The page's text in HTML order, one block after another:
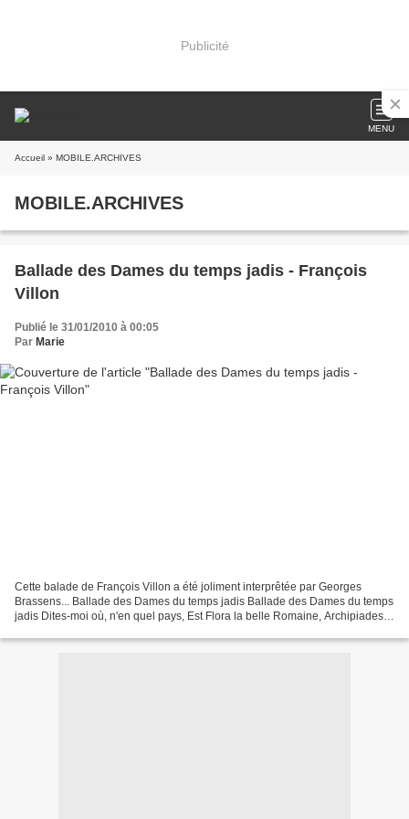
Publicité
MENU
Accueil » MOBILE.ARCHIVES
MOBILE.ARCHIVES
Ballade des Dames du temps jadis - François
Villon
Publié le 31/01/2010 à 00:05
Par Marie
Cette balade de François Villon a été joliment interprêtée par Georges
Brassens... Ballade des Dames du temps jadis Ballade des Dames du temps
jadis Dites-moi où, n'en quel pays, Est Flora la belle Romaine, Archipiades,